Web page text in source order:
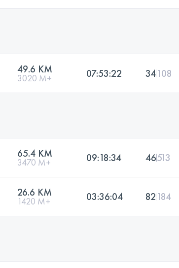
49.6 KM
3020 M+ 07:53:22 34108
65.4 KM
3470 M+ 09:18:34 46513
26.6 KM
1420 M+ 03:36:04 82184